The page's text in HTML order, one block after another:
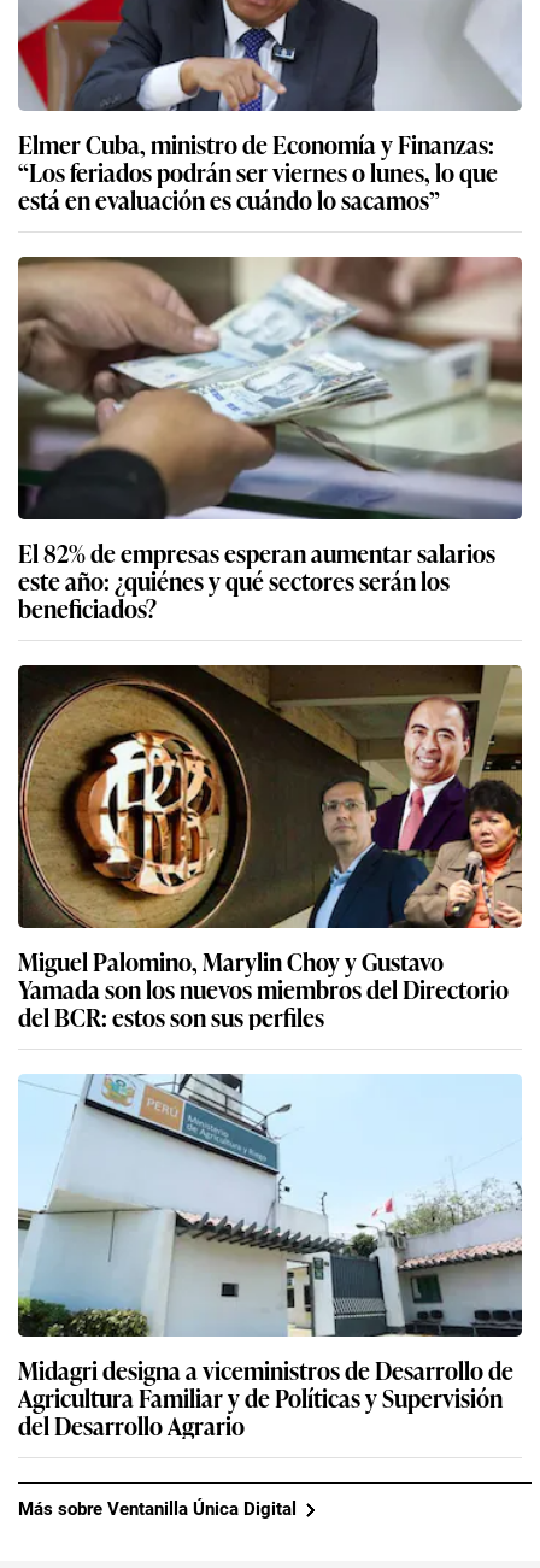
Elmer Cuba, ministro de Economía y Finanzas:
“Los feriados podrán ser viernes o lunes, lo que
está en evaluación es cuándo lo sacamos”
El 82% de empresas esperan aumentar salarios
este año: ¿quiénes y qué sectores serán los
beneficiados?
Miguel Palomino, Marylin Choy y Gustavo
Yamada son los nuevos miembros del Directorio
del BCR: estos son sus perfiles
Midagri designa a viceministros de Desarrollo de
Agricultura Familiar y de Políticas y Supervisión
del Desarrollo Agrario
Más sobre Ventanilla Única Digital